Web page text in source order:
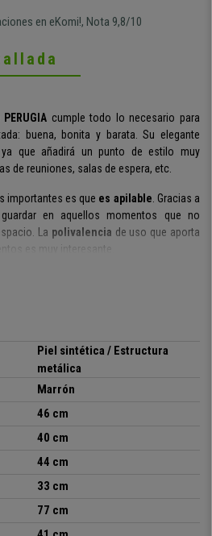
en eKomi!, Nota 9,8/10
cumple todo lo necesario para
buena, bonita y barata. Su elegante
que añadirá un punto de estilo muy
de reuniones, salas de espera, etc.
importantes es que es apilable . Gracias a
en aquellos momentos que no
La polivalencia de uso que aporta
es muy interesante.
elegantes cuadrados.
materiales de primera
metálica en acero cromado
Incluye además tacos antideslizantes
el suelo.
de confidente con un diseño bonito,
teniendo en cuenta su calidad
Piel sintética / Estructura
metálica
Marrón
46 cm
40 cm
44 cm
33 cm
77 cm